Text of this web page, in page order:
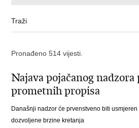
Pronađeno 514 vijesti.
Najava pojačanog
prometnih propisa
Današnji nadzor će prvenstveno biti
dozvoljene brzine kretanja